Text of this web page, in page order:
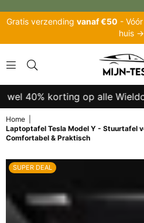
Gratis verzending vanaf €50 -
huis →
40% korting op alle
Home
Laptoptafel Tesla Model Y - Stuurtafel
Comfortabel & Praktisch
SUPER DEAL